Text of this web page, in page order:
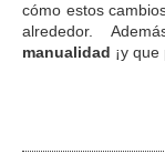
cómo estos
alrededor.
manualidad ¡y